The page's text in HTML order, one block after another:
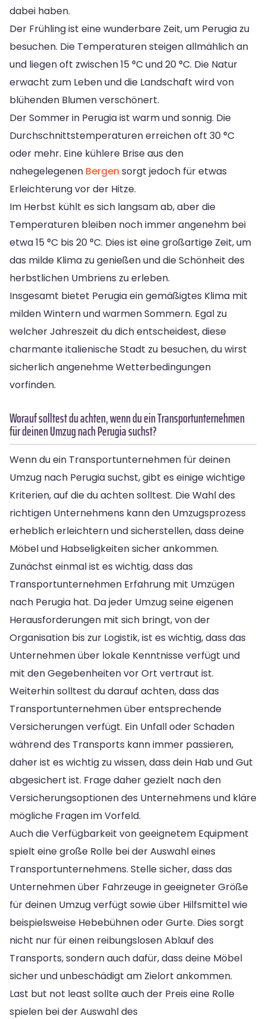
dabei haben.
Der Frühling ist eine wunderbare Zeit, um Perugia zu
besuchen. Die Temperaturen steigen allmählich an
und liegen oft zwischen 15 °C und 20 °C. Die Natur
erwacht zum Leben und die Landschaft wird von
blühenden Blumen verschönert.
Der Sommer in Perugia ist warm und sonnig. Die
Durchschnittstemperaturen erreichen oft 30 °C
oder mehr. Eine kühlere Brise aus den
nahegelegenen Bergen sorgt jedoch für etwas
Erleichterung vor der Hitze.
Im Herbst kühlt es sich langsam ab, aber die
Temperaturen bleiben noch immer angenehm bei
etwa 15 °C bis 20 °C. Dies ist eine großartige Zeit, um
das milde Klima zu genießen und die Schönheit des
herbstlichen Umbriens zu erleben.
Insgesamt bietet Perugia ein gemäßigtes Klima mit
milden Wintern und warmen Sommern. Egal zu
welcher Jahreszeit du dich entscheidest, diese
charmante italienische Stadt zu besuchen, du wirst
sicherlich angenehme Wetterbedingungen
vorfinden.
Worauf solltest du achten, wenn du ein Transportunternehmen
für deinen Umzug nach Perugia suchst?
Wenn du ein Transportunternehmen für deinen
Umzug nach Perugia suchst, gibt es einige wichtige
Kriterien, auf die du achten solltest. Die Wahl des
richtigen Unternehmens kann den Umzugsprozess
erheblich erleichtern und sicherstellen, dass deine
Möbel und Habseligkeiten sicher ankommen.
Zunächst einmal ist es wichtig, dass das
Transportunternehmen Erfahrung mit Umzügen
nach Perugia hat. Da jeder Umzug seine eigenen
Herausforderungen mit sich bringt, von der
Organisation bis zur Logistik, ist es wichtig, dass das
Unternehmen über lokale Kenntnisse verfügt und
mit den Gegebenheiten vor Ort vertraut ist.
Weiterhin solltest du darauf achten, dass das
Transportunternehmen über entsprechende
Versicherungen verfügt. Ein Unfall oder Schaden
während des Transports kann immer passieren,
daher ist es wichtig zu wissen, dass dein Hab und Gut
abgesichert ist. Frage daher gezielt nach den
Versicherungsoptionen des Unternehmens und kläre
mögliche Fragen im Vorfeld.
Auch die Verfügbarkeit von geeignetem Equipment
spielt eine große Rolle bei der Auswahl eines
Transportunternehmens. Stelle sicher, dass das
Unternehmen über Fahrzeuge in geeigneter Größe
für deinen Umzug verfügt sowie über Hilfsmittel wie
beispielsweise Hebebühnen oder Gurte. Dies sorgt
nicht nur für einen reibungslosen Ablauf des
Transports, sondern auch dafür, dass deine Möbel
sicher und unbeschädigt am Zielort ankommen.
Last but not least sollte auch der Preis eine Rolle
spielen bei der Auswahl des